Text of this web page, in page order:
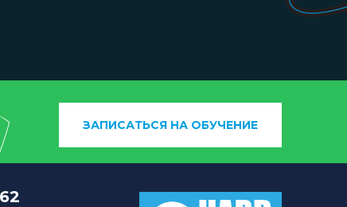
ЗАПИСАТЬСЯ НА ОБУЧЕНИЕ